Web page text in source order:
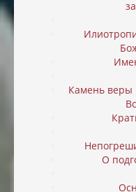
Камень веры
О